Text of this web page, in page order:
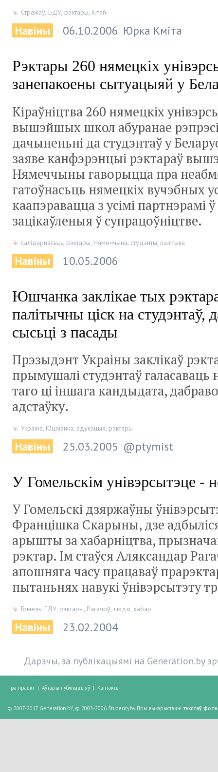
Стражаў, БДУ, рэктары, Кітай
Навіны 06.10.2006 Юрка Кміта
Рэктары 260 нямецкіх
занепакоены сытуацыяй у
Кіраўніцтва 260 нямецкіх
вышэйшых школ абуранае
дачыненьні да студэнтаў у
заяве канфэрэнцыі рэктараў
Нямеччыны гаворыцца пра
гатоўнасьць нямецкіх вучэбных
каапэравацца з усімі партнэрамі ў
зацікаўленыя ў супрацоўніцтве.
салідарнасьць рэктары Нямеччына студэнты палітыка
Навіны 10.05.2006
Юшчанка заклікае тых
палітычны ціск на студэнтаў,
сысьці з пасады
Прэзыдэнт Украіны заклікаў
прымушалі студэнтаў галасаваць
таго ці іншага кандыдата,
адстаўку.
Украіна, Юшчанка, адукацыя, рэктары
Навіны 25.03.2005 @ptymist
У Гомельскім унівэрсытэце -
У Гомельскі дзяржаўны
Францішка Скарыны, дзе
арышты за хабарніцтва,
рэктар. Ім стаўся Аляксандар
апошняга часу працаваў
пытаньнях навукі ўнівэрсытэту
Гомель, ГДУ, рэктары, Рагачоў, людзі, хабар
Навіны 23.02.2004
Дарэчы, за публікацыямі на Generation.by
Пра праект | Аўтары публікацыяў | Кантакты
© 2007-2017 Generation.bY, © 2003-2006 Studenty.by. Пры выкарыстанні тэкстаў,фота